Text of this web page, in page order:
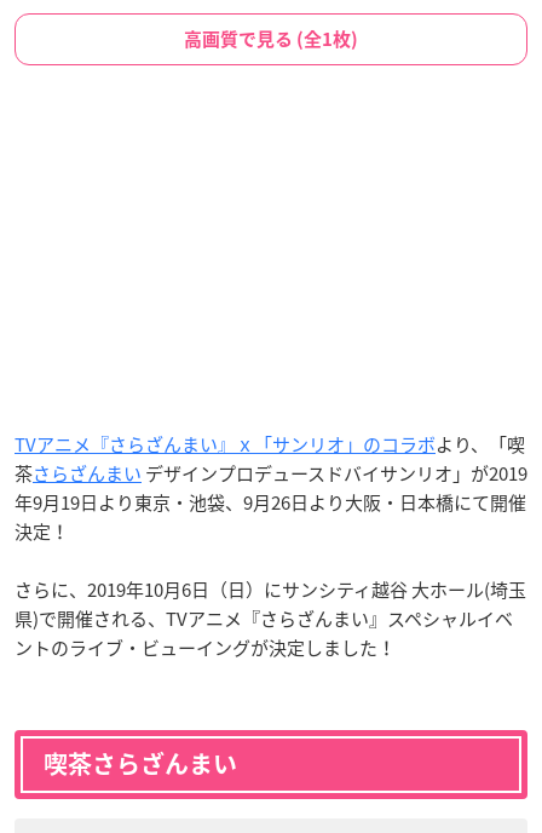
高画質で見る (全1枚)
TVアニメ『さらざんまい』ｘ「サンリオ」のコラボより、「喫
茶さらざんまい デザインプロデュースドバイサンリオ」が2019
年9月19日より東京・池袋、9月26日より大阪・日本橋にて開催
決定！
さらに、2019年10月6日（日）にサンシティ越谷 大ホール(埼玉
県)で開催される、TVアニメ『さらざんまい』スペシャルイベ
ントのライブ・ビューイングが決定しました！
喫茶さらざんまい